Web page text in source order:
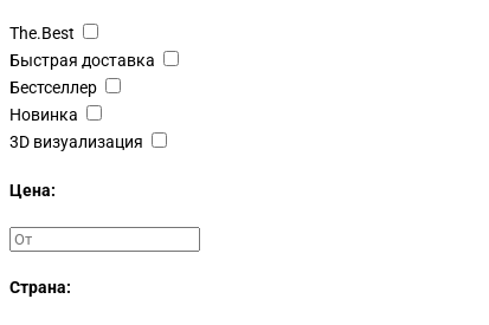
The.Best
Быстрая доставка
Бестселлер
Новинка
3D визуализация
Цена:
Страна: